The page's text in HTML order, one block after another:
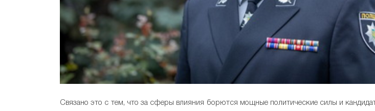
Связано это с тем, что за сферы влияния борются мощные политические силы и